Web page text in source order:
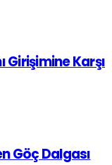
Karşı
Göç Dalgası